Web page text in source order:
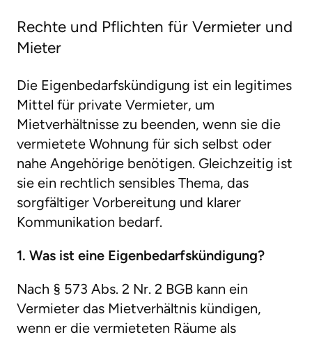
Rechte und Pflichten für Vermieter und
Mieter
Die Eigenbedarfskündigung ist ein legitimes
Mittel für private Vermieter, um
Mietverhältnisse zu beenden, wenn sie die
vermietete Wohnung für sich selbst oder
nahe Angehörige benötigen. Gleichzeitig ist
sie ein rechtlich sensibles Thema, das
sorgfältiger Vorbereitung und klarer
Kommunikation bedarf.
1. Was ist eine Eigenbedarfskündigung?
Nach § 573 Abs. 2 Nr. 2 BGB kann ein
Vermieter das Mietverhältnis kündigen,
wenn er die vermieteten Räume als